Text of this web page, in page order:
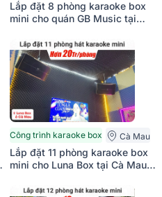
Lắp đặt 8 phòng karaoke box
mini cho quán GB Music tại
Bksound DKA 5500)
Công trình karaoke box Cà Mau
Lắp đặt 11 phòng karaoke box
mini cho Luna Box tại Cà Mau
BCE UGX12)